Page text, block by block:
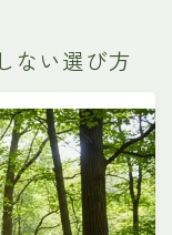
ない選び方